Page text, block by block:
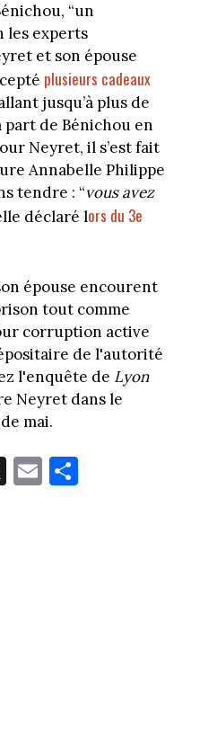
“un
les experts
et son épouse
plusieurs cadeaux
jusqu’à plus de
de Bénichou en
Neyret, il s’est fait
Annabelle Philippe
tendre : “vous avez
déclaré lors du 3e
épouse encourent
tout comme
corruption active
de l'autorité
l'enquête de Lyon
Neyret dans le
mai.
X E
m
Pa
rt